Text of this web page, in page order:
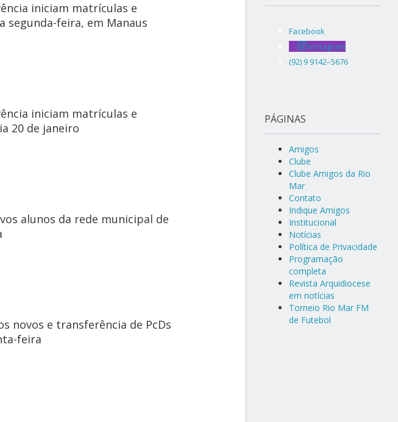
iniciam matrículas e
segunda-feira, em Manaus
iniciam matrículas e
20 de janeiro
alunos da rede municipal de
novos e transferência de PcDs
feira
Facebook
Instagram
(92) 9 9142–5676
PÁGINAS
Amigos
Clube
Clube Amigos da Rio
Mar
Contato
Indique Amigos
Institucional
Notícias
Política de Privacidade
Programação
completa
Revista Arquidiocese
em notícias
Torneio Rio Mar FM
de Futebol